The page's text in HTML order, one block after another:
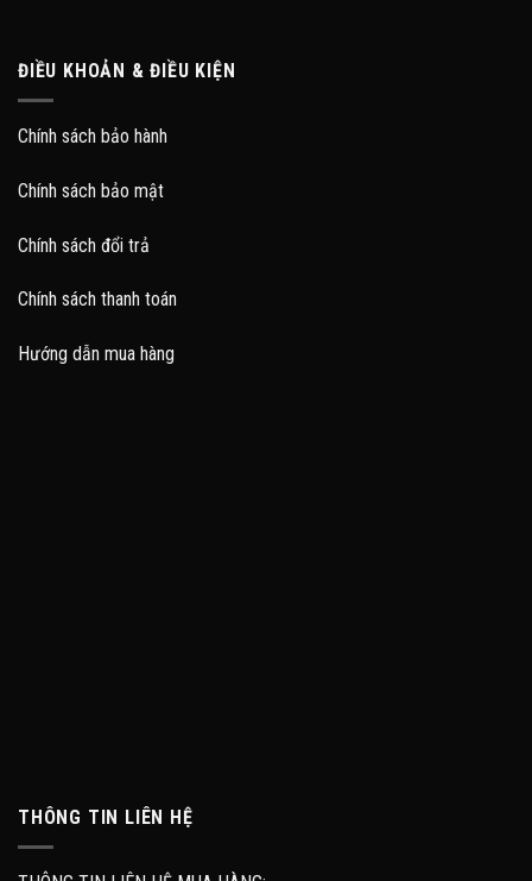
ĐIỀU KHOẢN & ĐIỀU KIỆN
Chính sách bảo hành
Chính sách bảo mật
Chính sách đổi trả
Chính sách thanh toán
Hướng dẫn mua hàng
THÔNG TIN LIÊN HỆ